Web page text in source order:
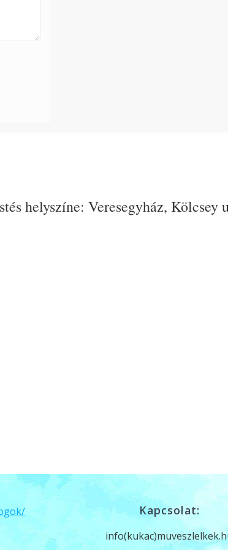
helyszíne: Veresegyház, Kölcsey
Kapcsolat: